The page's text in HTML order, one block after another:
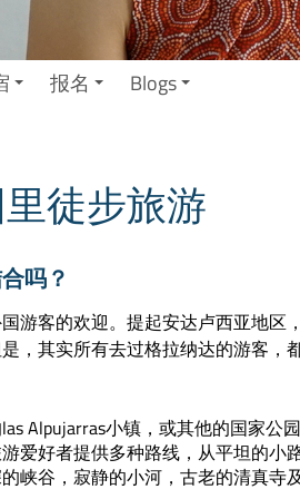
报名 Blogs
徒步旅游
吗？
游客的欢迎。提起安达卢西亚地区
，其实所有去过格拉纳达的游客，
Alpujarras小镇，或其他的国家公
爱好者提供多种路线，从平坦的小
峡谷，寂静的小河，古老的清真寺